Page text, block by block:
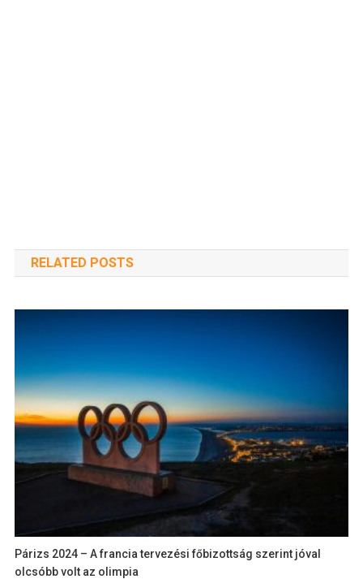
RELATED POSTS
Párizs 2024 – A francia tervezési főbizottság szerint jóval
olcsóbb volt az olimpia